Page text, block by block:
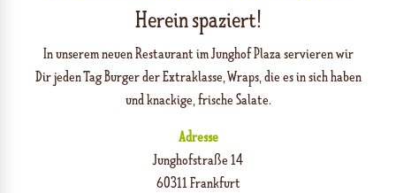
Herein spaziert!
In unserem neuen Restaurant im Junghof Plaza servieren wir
Dir jeden Tag Burger der Extraklasse, Wraps, die es in sich haben
und knackige, frische Salate.
Adresse
Junghofstraße 14
60311 Frankfurt